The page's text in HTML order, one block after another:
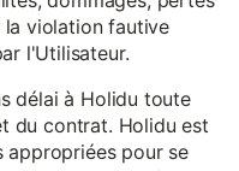
la violation fautive
l'Utilisateur.
délai à Holidu toute
du contrat. Holidu est
appropriées pour se